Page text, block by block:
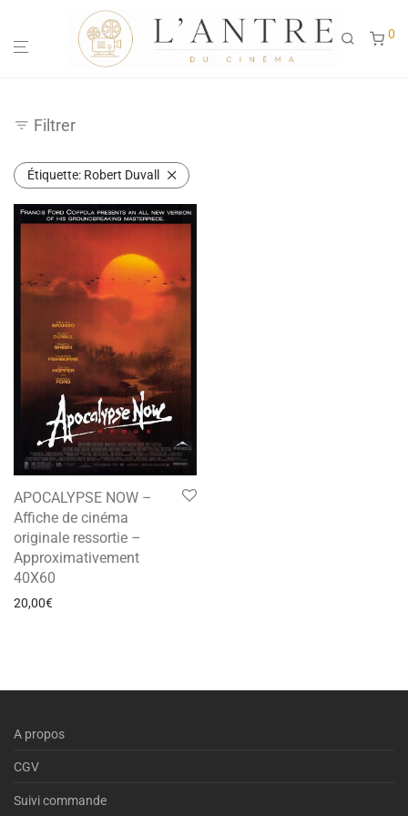
0
Filtrer
Étiquette: Robert Duvall
APOCALYPSE NOW –
Affiche de cinéma
originale ressortie –
Approximativement
40X60
20,00€
A propos
CGV
Suivi commande